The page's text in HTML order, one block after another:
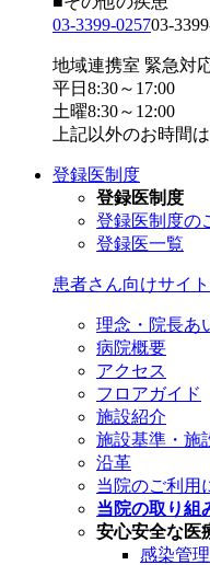
03-3399-025703-
地域連携室 緊急対
平日8:30～17:00
土曜8:30～12:00
上記以外のお時間
登録医制度
登録医制度
登録医制度の
登録医一覧
患者さん向けサイト
理念・院長あ
病院概要
アクセス
フロアガイド
施設紹介
施設基準・施
沿革
当院のご利用
当院の取り組
安心安全な医
感染管